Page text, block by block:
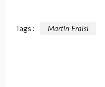
Tags : Martin Fraisl